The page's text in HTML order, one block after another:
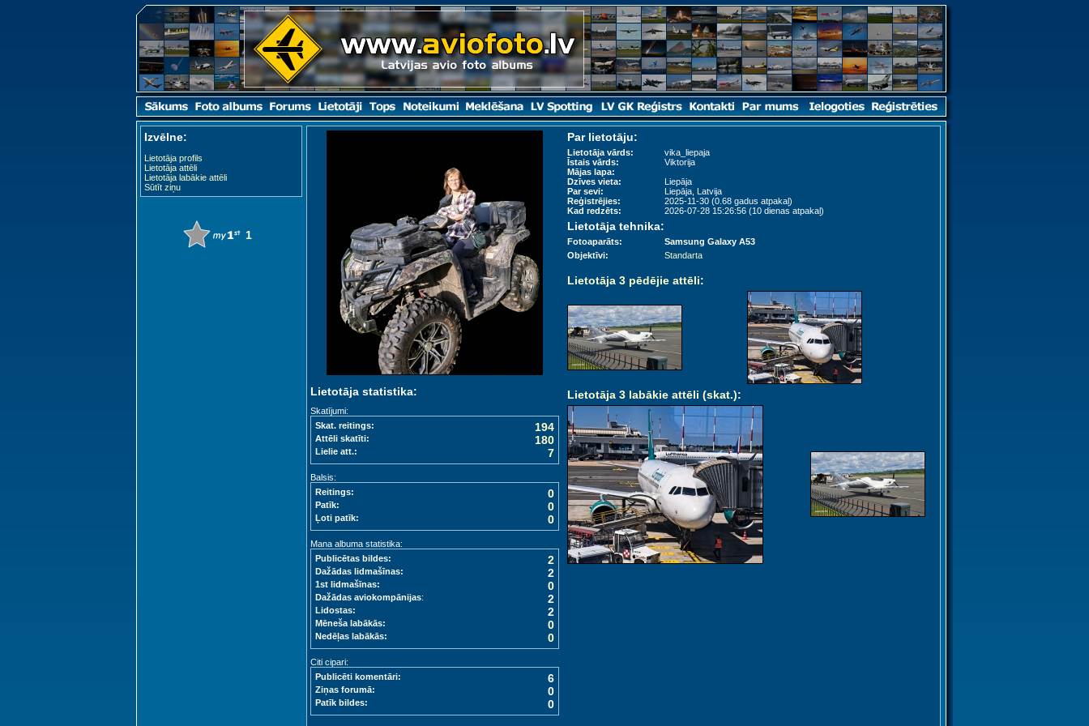
Izvēlne:
Lietotāja profils
Lietotāja attēli
Lietotāja labākie attēli
Sūtīt ziņu
1
Par lietotāju:
Lietotāja vārds:
vika_liepaja
Īstais vārds:
Viktorija
Mājas lapa:
Dzīves vieta:
Liepāja
Par sevi:
Liepāja, Latvija
Reģistrējies:
2025-11-30 (0.68 gadus atpakaļ)
Kad redzēts:
2026-07-28 15:26:56 (10 dienas atpakaļ)
Lietotāja tehnika:
Fotoaparāts:
Samsung Galaxy A53
Objektīvi:
Standarta
Lietotāja 3 pēdējie attēli:
Lietotāja 3 labākie attēli (skat.):
Lietotāja statistika:
Skatījumi:
Skat. reitings:
194
Attēli skatīti: 180
Lielie att.: 7
Balsis:
Reitings:
0
Patīk: 0
Ļoti patīk: 0
Mana albuma statistika:
Publicētas bildes:
2
Dažādas lidmašīnas: 2
1st lidmašīnas: 0
Dažādas aviokompānijas: 2
Lidostas: 2
Mēneša labākās: 0
Nedēļas labākās: 0
Citi cipari:
Publicēti komentāri:
6
Ziņas forumā: 0
Patīk bildes: 0